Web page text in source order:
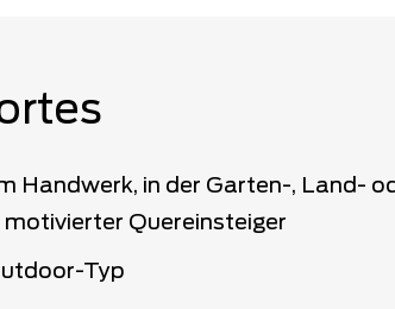
Handwerk, in der Garten-, Land-
Quereinsteiger
Typ